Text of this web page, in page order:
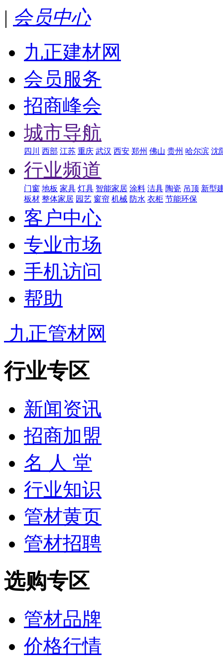
| 会员中心
九正建材网
会员服务
招商峰会
城市导航
四川 西部 江苏 重庆 武汉 西安 郑州 佛山 贵州 哈尔滨 沈
行业频道
门窗 地板 家具 灯具 智能家居 涂料 洁具 陶瓷 吊顶 新型
板材 整体家居 园艺 窗帘 机械 防水 衣柜 节能环保
客户中心
专业市场
手机访问
帮助
九正管材网
行业专区
新闻资讯
招商加盟
名 人 堂
行业知识
管材黄页
管材招聘
选购专区
管材品牌
价格行情